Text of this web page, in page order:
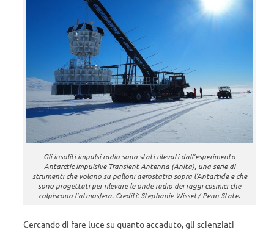
Gli insoliti impulsi radio sono stati rilevati dall’esperimento
Antarctic Impulsive Transient Antenna (Anita), una serie di
strumenti che volano su palloni aerostatici sopra l’Antartide e che
sono progettati per rilevare le onde radio dei raggi cosmici che
colpiscono l’atmosfera. Crediti: Stephanie Wissel / Penn State.
Cercando di fare luce su quanto accaduto, gli scienziati